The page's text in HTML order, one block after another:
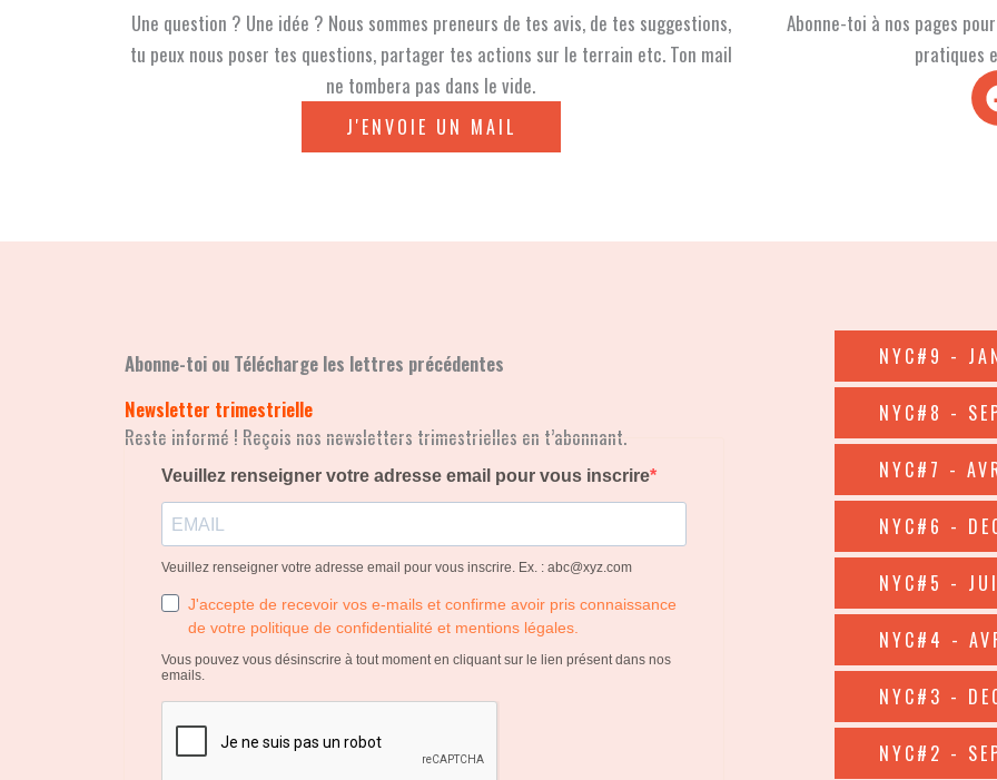
Une question ? Une idée ? Nous sommes preneurs de tes avis, de tes suggestions,
tu peux nous poser tes questions, partager tes actions sur le terrain etc. Ton mail
ne tombera pas dans le vide.
J'ENVOIE UN MAIL
Abonne-toi à nos pages
pratiques
Abonne-toi ou Télécharge les lettres précédentes
Newsletter trimestrielle
Reste informé ! Reçois nos newsletters trimestrielles en t’abonnant.
NYC#9 -
NYC#8 -
NYC#7 -
NYC#6 -
NYC#5 -
NYC#4 -
NYC#3 -
NYC#2 -